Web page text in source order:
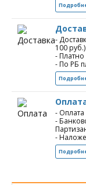
-
100 руб.)
- Платно
- По РБ
-
-
-